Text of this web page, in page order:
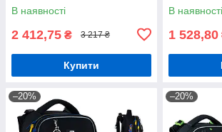
В наявності
2 412,75 ₴ 3 217 ₴
Купити
В наявності
1 528,80
–20% –20%